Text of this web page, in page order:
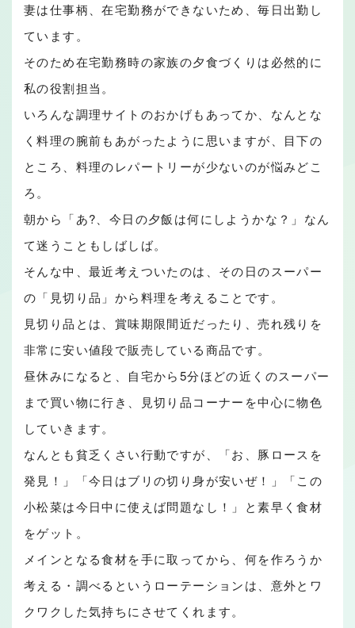
妻は仕事柄、在宅勤務ができないため、毎日出勤し
ています。
そのため在宅勤務時の家族の夕食づくりは必然的に
私の役割担当。
いろんな調理サイトのおかげもあってか、なんとな
く料理の腕前もあがったように思いますが、目下の
ところ、料理のレパートリーが少ないのが悩みどこ
ろ。
朝から「あ?、今日の夕飯は何にしようかな？」なん
て迷うこともしばしば。
そんな中、最近考えついたのは、その日のスーパー
の「見切り品」から料理を考えることです。
見切り品とは、賞味期限間近だったり、売れ残りを
非常に安い値段で販売している商品です。
昼休みになると、自宅から5分ほどの近くのスーパー
まで買い物に行き、見切り品コーナーを中心に物色
していきます。
なんとも貧乏くさい行動ですが、「お、豚ロースを
発見！」「今日はブリの切り身が安いぜ！」「この
小松菜は今日中に使えば問題なし！」と素早く食材
をゲット。
メインとなる食材を手に取ってから、何を作ろうか
考える・調べるというローテーションは、意外とワ
クワクした気持ちにさせてくれます。